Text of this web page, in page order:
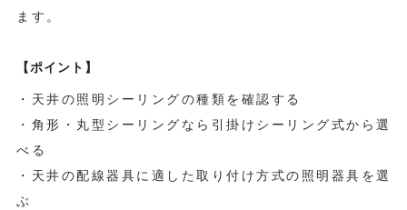
ます。
【ポイント】
・天井の照明シーリングの種類を確認する
・角形・丸型シーリングなら引掛けシーリング式から選
べる
・天井の配線器具に適した取り付け方式の照明器具を選
ぶ